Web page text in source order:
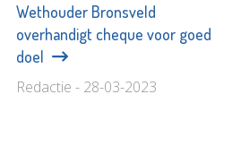
Wethouder Bronsveld
overhandigt cheque voor goed
doel
Redactie - 28-03-2023